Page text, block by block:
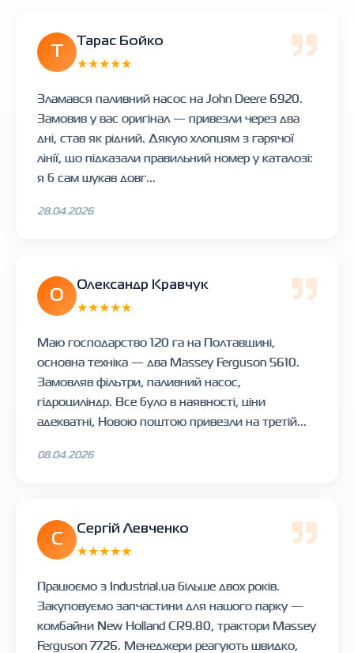
Тарас Бойко
★★★★★
Зламався паливний насос на John Deere 6920.
Замовив у вас оригінал — привезли через два
дні, став як рідний. Дякую хлопцям з гарячої
лінії, що підказали правильний номер у каталозі:
я б сам шукав довг...
28.04.2026
О
Олександр Кравчук
★★★★★
Маю господарство 120 га на Полтавщині,
основна техніка — два Massey Ferguson 5610.
Замовляв фільтри, паливний насос,
гідроциліндр. Все було в наявності, ціни
адекватні, Новою поштою привезли на третій...
08.04.2026
С
Сергій Левченко
★★★★★
Працюємо з Industrial.ua більше двох років.
Закуповуємо запчастини для нашого парку —
комбайни New Holland CR9.80, трактори Massey
Ferguson 7726. Менеджери реагують швидко,